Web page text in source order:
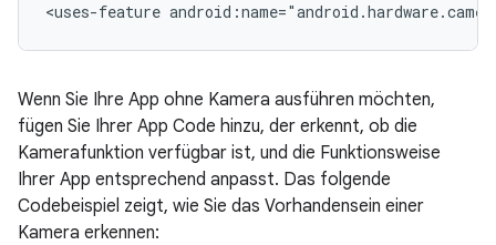
<uses-feature
Wenn Sie Ihre App ohne Kamera ausführen möchten,
fügen Sie Ihrer App Code hinzu, der erkennt, ob die
Kamerafunktion verfügbar ist, und die Funktionsweise
Ihrer App entsprechend anpasst. Das folgende
Codebeispiel zeigt, wie Sie das Vorhandensein einer
Kamera erkennen: